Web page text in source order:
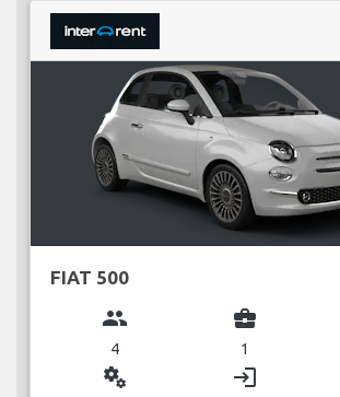
FIAT 500
group
4
business_center
1
miscellaneous_services login